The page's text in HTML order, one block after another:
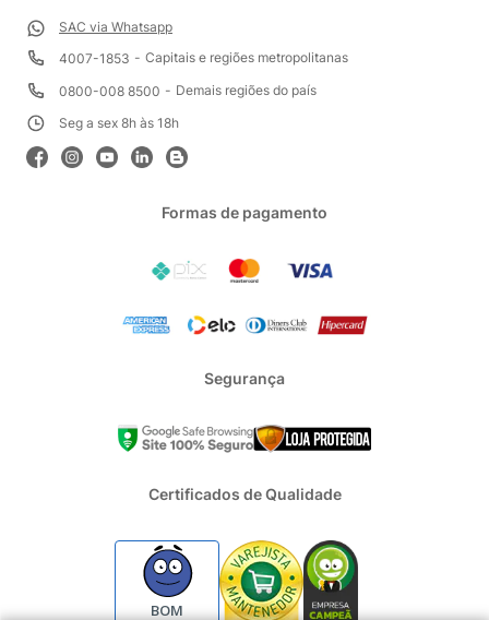
SAC via Whatsapp
4007-1853
Capitais e regiões metropolitanas
0800-008 8500
Demais regiões do país
Seg a sex 8h às 18h
Formas de pagamento
Segurança
Certificados de Qualidade
BOM